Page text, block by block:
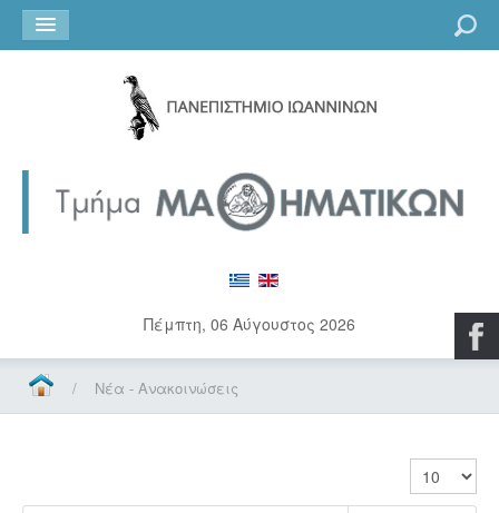
Πέμπτη, 06 Αύγουστος 2026
/ Νέα - Ανακοινώσεις
Εμφάνιση